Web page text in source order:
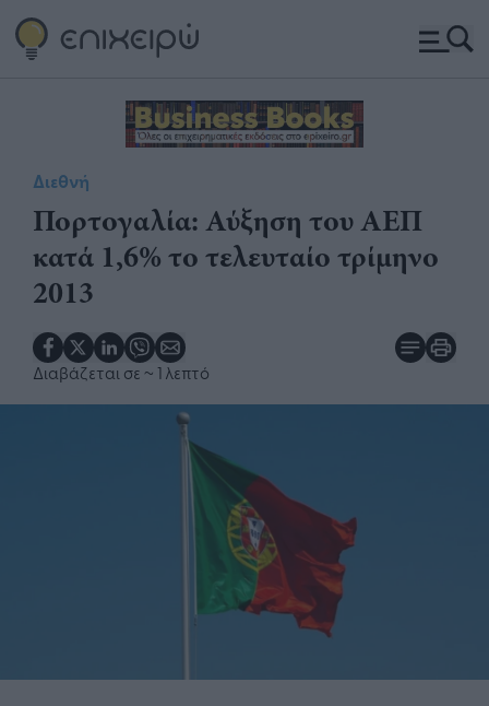
Διεθνή
Πορτογαλία: Αύξηση του ΑΕΠ
κατά 1,6% το τελευταίο τρίμηνο
2013
Διαβάζεται σε ~ 1 λεπτό